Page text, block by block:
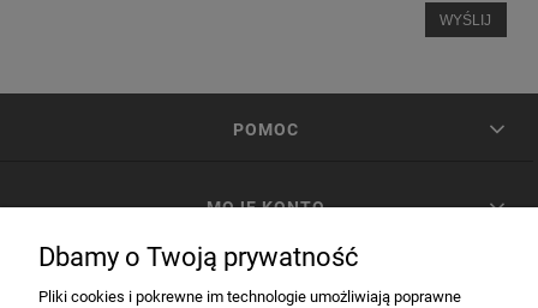
WYŚLIJ
POMOC
MOJE KONTO
Dbamy o Twoją prywatność
Pliki cookies i pokrewne im technologie umożliwiają poprawne